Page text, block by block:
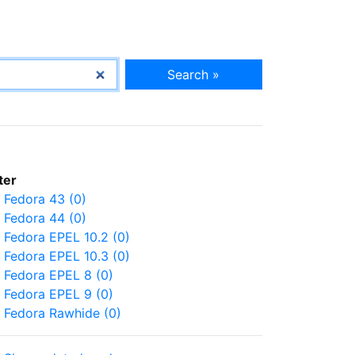
Search »
Fedora 43 (0)
Fedora 44 (0)
Fedora EPEL 10.2 (0)
Fedora EPEL 10.3 (0)
Fedora EPEL 8 (0)
Fedora EPEL 9 (0)
Fedora Rawhide (0)